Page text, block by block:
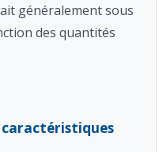
généralement sous
des quantités